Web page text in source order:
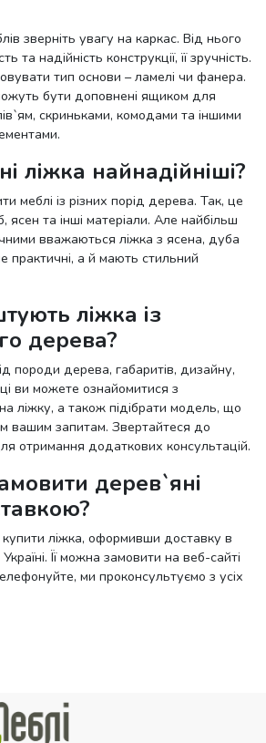
зверніть увагу на каркас. Від нього
та надійність конструкції, її зручність.
тип основи – ламелі чи фанера.
бути доповнені ящиком для
скриньками, комодами та іншими
ліжка найнадійніші?
меблі із різних порід дерева. Так, це
та інші матеріали. Але найбільш
вважаються ліжка з ясена, дуба
практичні, а й мають стильний
ліжка із
дерева?
породи дерева, габаритів, дизайну,
ви можете ознайомитися з
ліжку, а також підібрати модель, що
вашим запитам. Звертайтеся до
отримання додаткових консультацій.
дерев`яні
ліжка, оформивши доставку в
Її можна замовити на веб-сайті
ми проконсультуємо з усіх